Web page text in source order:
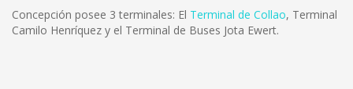
Concepción posee 3 terminales: El Terminal de Collao, Terminal
Camilo Henríquez y el Terminal de Buses Jota Ewert.